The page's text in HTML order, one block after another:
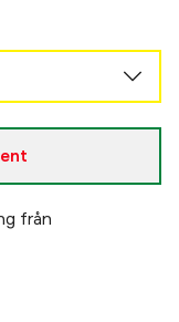
Slutsåld
Slutsåld
från